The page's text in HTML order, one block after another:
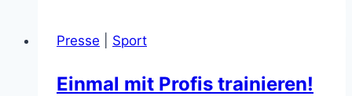
(Presse)
Presse Sport
Einmal mit Profis trainieren!